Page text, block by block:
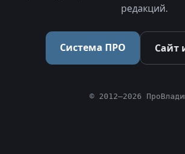
редакций.
Система ПРО Сайт
© 2012–2026